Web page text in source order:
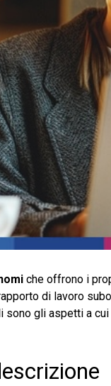
che offrono i
di lavoro
sono gli aspetti a